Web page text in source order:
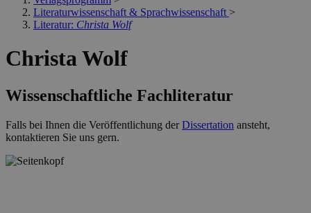
Literaturwissenschaft & Sprachwissenschaft >
Literatur: Christa Wolf
Christa Wolf
Wissenschaftliche Fachliteratur
Falls bei Ihnen die Veröffentlichung derDissertation ansteht,
kontaktieren Sie uns gern.